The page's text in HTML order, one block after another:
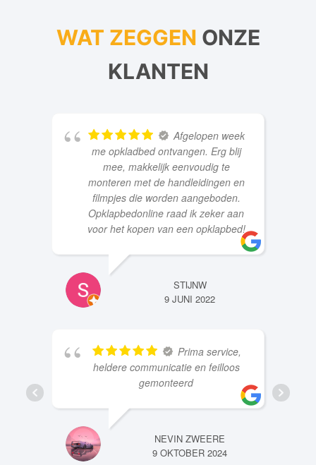
WAT ZEGGEN ONZE
KLANTEN
Afgelopen week
me opkladbed ontvangen. Erg blij
mee, makkelijk eenvoudig te
monteren met de handleidingen en
filmpjes die worden aangeboden.
Opklapbedonline raad ik zeker aan
voor het kopen van een opklapbed!
STIJNW
9 JUNI 2022
Prima service,
heldere communicatie en feilloos
gemonteerd
NEVIN ZWEERE
9 OKTOBER 2024